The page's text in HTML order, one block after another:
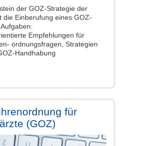
der GOZ-Strategie der
die Einberufung eines GOZ-
Empfehlungen für
ordnungsfragen, Strategien
Handhabung
für
(GOZ)